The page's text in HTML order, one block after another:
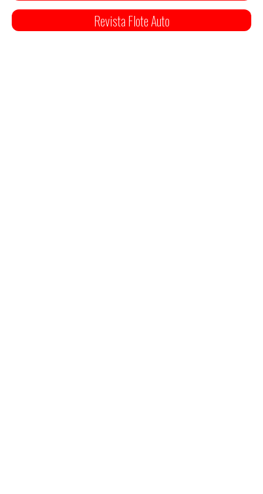
Revista Flote Auto